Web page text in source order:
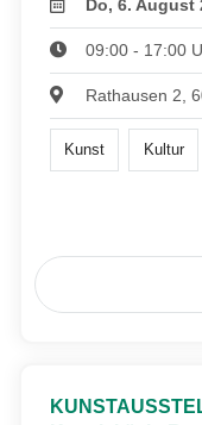
Do, 6. August
09:00 - 17:00
Rathausen 2,
Kunst Kultur